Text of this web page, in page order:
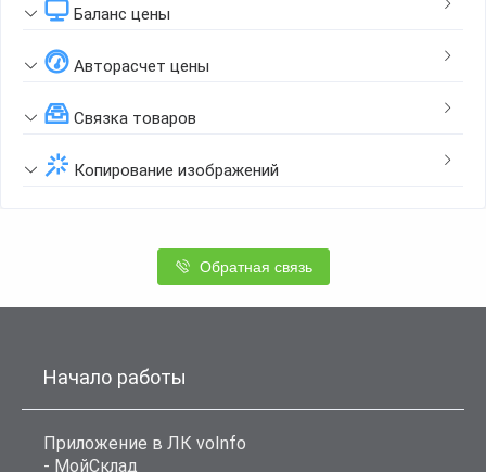
Баланс цены
Авторасчет цены
Связка товаров
Копирование изображений
Обратная связь
Начало работы
Приложение в ЛК voInfo
- МойСклад